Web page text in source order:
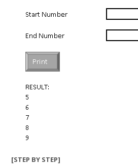
รายวิชา
[STEP BY STEP]